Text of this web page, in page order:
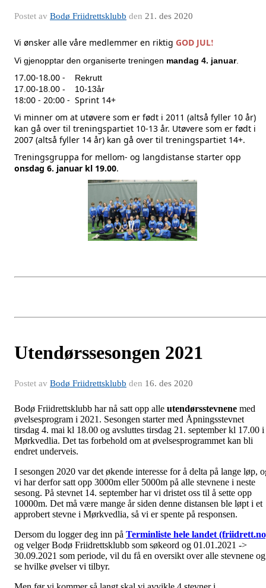
Postet av Bodø Friidrettsklubb den 21. des 2020
Vi ønsker alle våre medlemmer en riktig GOD JUL!
Vi gjenopptar den organiserte treningen mandag 4. januar.
17.00-18.00 -
Rekrutt
17.00-18.00 - 10-13år
18:00 - 20:00 - Sprint 14+
Vi minner om at utøvere som er født i 2011 (altså fyller 10 år)
kan gå over til treningspartiet 10-13 år. Utøvere som er født i
2007 (altså fyller 14 år) kan gå over til treningspartiet 14+.
Treningsgruppa for mellom- og langdistanse starter opp
onsdag 6. januar kl 19.00.
Utendørssesongen 2021
Postet av Bodø Friidrettsklubb den 16. des 2020
Bodø Friidrettsklubb har nå satt opp alle utendørsstevnene med
øvelsesprogram i 2021. Sesongen starter med Åpningsstevnet
tirsdag 4. mai kl 18.00 og avsluttes tirsdag 21. september kl 17.00 i
Mørkvedlia. Det tas forbehold om at øvelsesprogrammet kan bli
endret underveis.
I sesongen 2020 var det økende interesse for å delta på lange løp,
vi har derfor satt opp 3000m eller 5000m på alle stevnene i neste
sesong. På stevnet 14. september har vi dristet oss til å sette opp
10000m. Det må være mange år siden denne distansen ble løpt i et
approbert stevne i Mørkvedlia, så vi er spente på responsen.
Dersom du logger deg inn på Terminliste hele landet
og velger Bodø Friidrettsklubb som søkeord og 01.01.2021 ->
30.09.2021 som periode, vil du få en oversikt over alle stevnene og
se hvilke øvelser vi tilbyr.